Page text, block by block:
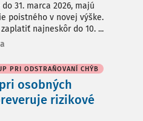
31. marca 2026, majú
poistného v novej výške.
najneskôr do 10. ...
PRI ODSTRAŇOVANÍ CHÝB
osobných
rizikové